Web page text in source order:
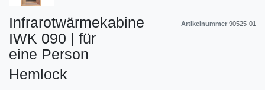
Infrarotwärmekabine
IWK 090 | für
eine Person
Hemlock
Artikelnummer 90525-01